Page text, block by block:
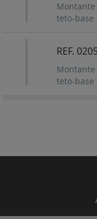
Montante
teto-base
REF.
Montante
teto-base